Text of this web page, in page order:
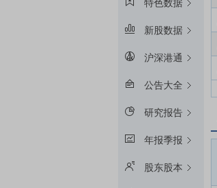
特色数据
新股数据
沪深港通
公告大全
研究报告
年报季报
股东股本